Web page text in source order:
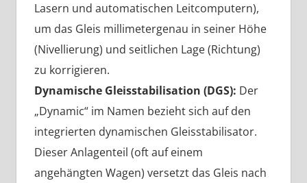
Lasern und automatischen Leitcomputern),
um das Gleis millimetergenau in seiner Höhe
(Nivellierung) und seitlichen Lage (Richtung)
zu korrigieren.
Dynamische Gleisstabilisation (DGS): Der
„Dynamic“ im Namen bezieht sich auf den
integrierten dynamischen Gleisstabilisator.
Dieser Anlagenteil (oft auf einem
angehängten Wagen) versetzt das Gleis nach